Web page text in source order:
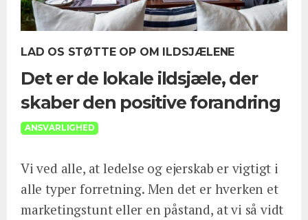
LAD OS STØTTE OP OM ILDSJÆLENE
Det er de lokale ildsjæle, der
skaber den positive forandring
ANSVARLIGHED
Vi ved alle, at ledelse og ejerskab er vigtigt i
alle typer forretning. Men det er hverken et
marketingstunt eller en påstand, at vi så vidt